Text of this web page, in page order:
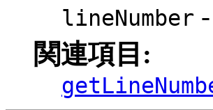
lineNumber
関連項目: